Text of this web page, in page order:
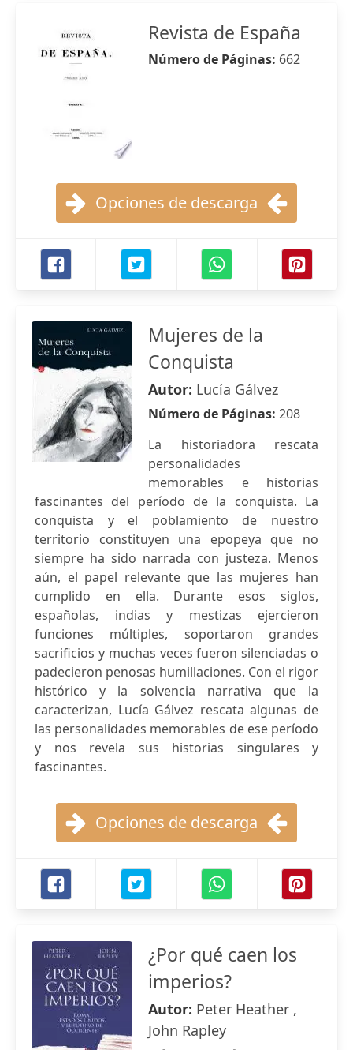
Revista de España
Número de Páginas: 662
Opciones de descarga
Mujeres de la
Conquista
Autor: Lucía Gálvez
Número de Páginas: 208
La historiadora rescata
personalidades
memorables e historias
fascinantes del período de la conquista. La
conquista y el poblamiento de nuestro
territorio constituyen una epopeya que no
siempre ha sido narrada con justeza. Menos
aún, el papel relevante que las mujeres han
cumplido en ella. Durante esos siglos,
españolas, indias y mestizas ejercieron
funciones múltiples, soportaron grandes
sacrificios y muchas veces fueron silenciadas o
padecieron penosas humillaciones. Con el rigor
histórico y la solvencia narrativa que la
caracterizan, Lucía Gálvez rescata algunas de
las personalidades memorables de ese período
y nos revela sus historias singulares y
fascinantes.
Opciones de descarga
¿Por qué caen los
imperios?
Autor: Peter Heather ,
John Rapley